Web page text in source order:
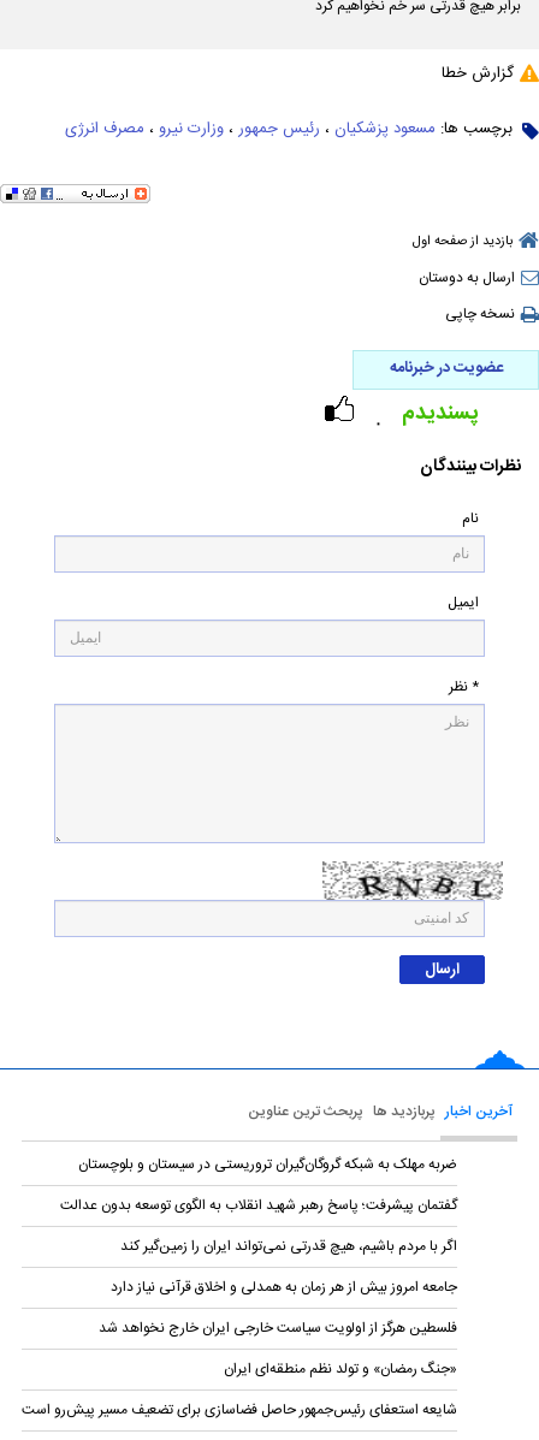
برابر هیچ قدرتی سر خم نخواهیم کرد
گزارش خطا
برچسب ها: مسعود پزشکیان ، رئیس جمهور ، وزارت نیرو ، مصرف انرژی
بازدید از صفحه اول
ارسال به دوستان
نسخه چاپی
عضویت در خبرنامه
۰ پسندیدم
نظرات بینندگان
نام
ایمیل
* نظر
آخرین اخبار پربازدید ها پربحث ترین عناوین
ضربه مهلک به شبکه گروگان‌گیران تروریستی در سیستان و بلوچستان
گفتمان پیشرفت؛ پاسخ رهبر شهید انقلاب به الگوی توسعه بدون عدالت
اگر با مردم باشیم، هیچ قدرتی نمی‌تواند ایران را زمین‌گیر کند
جامعه امروز بیش از هر زمان به همدلی و اخلاق قرآنی نیاز دارد
فلسطین هرگز از اولویت سیاست خارجی ایران خارج نخواهد شد
«جنگ رمضان» و تولد نظم منطقه‌ای ایران
شایعه استعفای رئیس‌جمهور حاصل فضاسازی برای تضعیف مسیر پیش‌رو است